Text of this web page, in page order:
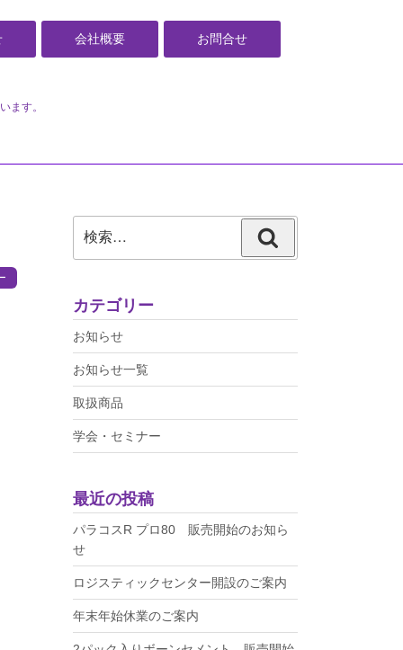
会社概要 お問合せ
ます。
索:
索
カテゴリー
お知らせ
お知らせ一覧
取扱商品
学会・セミナー
最近の投稿
パラコスR プロ80 販売開始のお知ら
せ
ロジスティックセンター開設のご案内
年末年始休業のご案内